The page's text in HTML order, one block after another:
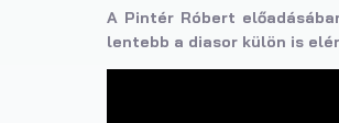
A Pintér Róbert
lentebb a diasor külön is